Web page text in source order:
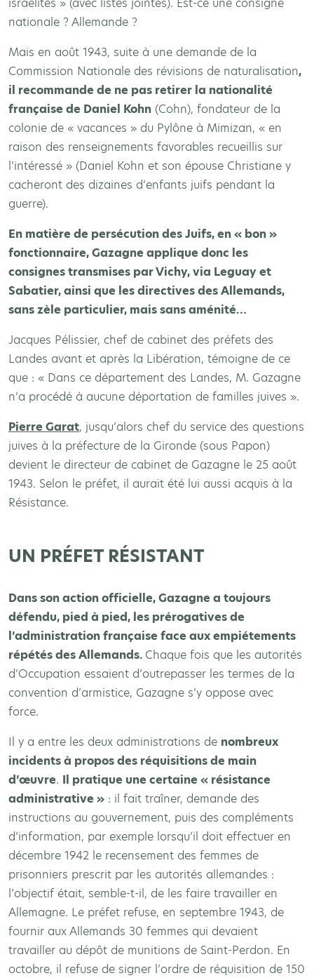
nationale ? Allemande ?
Mais en août 1943, suite à une demande de la
Commission Nationale des révisions de naturalisation,
il recommande de ne pas retirer la nationalité
française de Daniel Kohn (Cohn), fondateur de la
colonie de « vacances » du Pylône à Mimizan, « en
raison des renseignements favorables recueillis sur
l’intéressé » (Daniel Kohn et son épouse Christiane y
cacheront des dizaines d’enfants juifs pendant la
guerre).
En matière de persécution des Juifs, en « bon »
fonctionnaire, Gazagne applique donc les
consignes transmises par Vichy, via Leguay et
Sabatier, ainsi que les directives des Allemands,
sans zèle particulier, mais sans aménité…
Jacques Pélissier, chef de cabinet des préfets des
Landes avant et après la Libération, témoigne de ce
que : « Dans ce département des Landes, M. Gazagne
n’a procédé à aucune déportation de familles juives ».
Pierre Garat, jusqu’alors chef du service des questions
juives à la préfecture de la Gironde (sous Papon)
devient le directeur de cabinet de Gazagne le 25 août
1943. Selon le préfet, il aurait été lui aussi acquis à la
Résistance.
UN PRÉFET RÉSISTANT
Dans son action officielle, Gazagne a toujours
défendu, pied à pied, les prérogatives de
l’administration française face aux empiétements
répétés des Allemands. Chaque fois que les autorités
d’Occupation essaient d’outrepasser les termes de la
convention d’armistice, Gazagne s’y oppose avec
force.
Il y a entre les deux administrations de nombreux
incidents à propos des réquisitions de main
d’œuvre. Il pratique une certaine « résistance
administrative » : il fait traîner, demande des
instructions au gouvernement, puis des compléments
d’information, par exemple lorsqu’il doit effectuer en
décembre 1942 le recensement des femmes de
prisonniers prescrit par les autorités allemandes :
l’objectif était, semble-t-il, de les faire travailler en
Allemagne. Le préfet refuse, en septembre 1943, de
fournir aux Allemands 30 femmes qui devaient
travailler au dépôt de munitions de Saint-Perdon. En
octobre, il refuse de signer l’ordre de réquisition de 150